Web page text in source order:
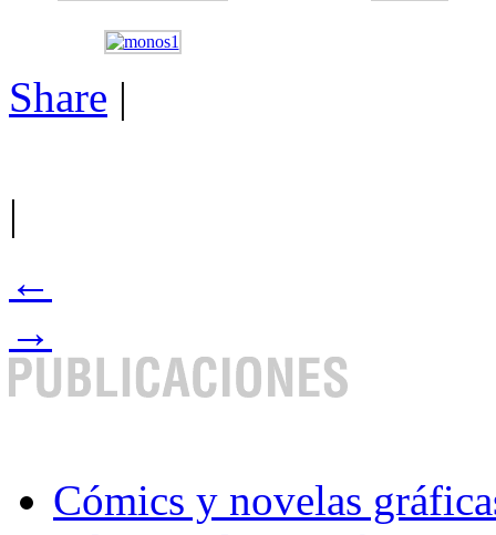
Share |
|
←
→
Cómics y novelas